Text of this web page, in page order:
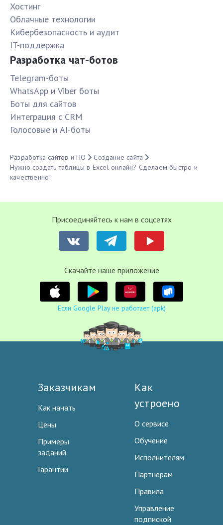
Хостинг
Облачные технологии
Кибербезопасность и аудит
IT-поддержка
Разработка чат-ботов
Telegram-боты
WhatsApp и Viber боты
Боты для сайтов
Интеграция с CRM
Голосовые и AI-боты
Разработка сайтов и ПО
Создание сайта
Нужно создать таблицы в Excel онлайн? Сделаем быстро и
качественно!
Присоединяйтесь к нам в соцсетях
Cкачайте наше приложение
Если Google Play не работает (apk)
Заказчикам
Как начать
Цены
Примеры
заданий
Гарантии
Как
устроено
О сервисе
Обучение
Исполнителям
Партнерам
Правила
Управление
подпиской